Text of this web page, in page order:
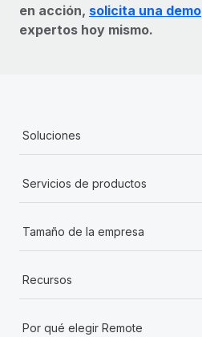
en acción, solicita una demo
expertos hoy mismo.
Soluciones
Servicios de productos
Tamaño de la empresa
Recursos
Por qué elegir Remote